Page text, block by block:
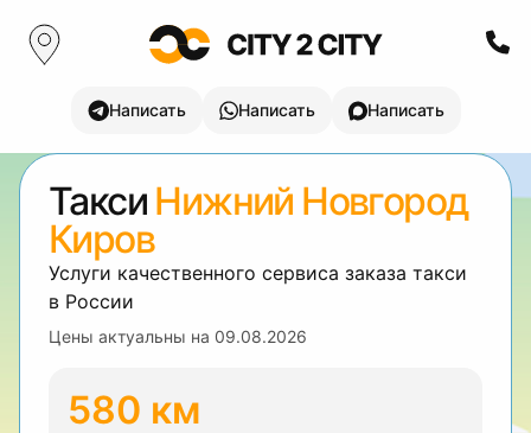
Написать Написать Написать
Такси Нижний Новгород
Киров
Услуги качественного сервиса заказа такси
в России
Цены актуальны на 09.08.2026
580 км